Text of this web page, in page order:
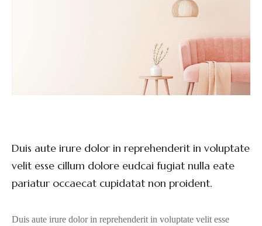
Duis aute irure dolor in reprehenderit in voluptate
velit esse cillum dolore eudcai fugiat nulla eate
pariatur occaecat cupidatat non proident.
Duis aute irure dolor in reprehenderit in voluptate velit esse